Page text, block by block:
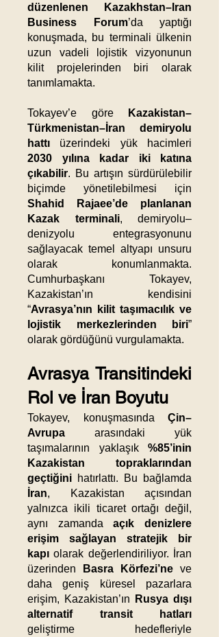
düzenlenen Kazakhstan–Iran
Business Forum’da yaptığı
konuşmada, bu terminali ülkenin
uzun vadeli lojistik vizyonunun
kilit projelerinden biri olarak
tanımlamakta.
Tokayev’e göre Kazakistan–
Türkmenistan–İran demiryolu
hattı üzerindeki yük hacimleri
2030 yılına kadar iki katına
çıkabilir. Bu artışın sürdürülebilir
biçimde yönetilebilmesi için
Shahid Rajaee’de planlanan
Kazak terminali, demiryolu–
denizyolu entegrasyonunu
sağlayacak temel altyapı unsuru
olarak konumlanmakta.
Cumhurbaşkanı Tokayev,
Kazakistan’ın kendisini
“Avrasya’nın kilit taşımacılık ve
lojistik merkezlerinden biri”
olarak gördüğünü vurgulamakta.
Avrasya Transitindeki
Rol ve İran Boyutu
Tokayev, konuşmasında Çin–
Avrupa arasındaki yük
taşımalarının yaklaşık %85’inin
Kazakistan topraklarından
geçtiğini hatırlattı. Bu bağlamda
İran, Kazakistan açısından
yalnızca ikili ticaret ortağı değil,
aynı zamandaaçık denizlere
erişim sağlayan stratejik bir
kapı olarak değerlendiriliyor. İran
üzerinden Basra Körfezi’ne ve
daha geniş küresel pazarlara
erişim, Kazakistan’ın Rusya dışı
alternatif transit hatları
geliştirme hedefleriyle